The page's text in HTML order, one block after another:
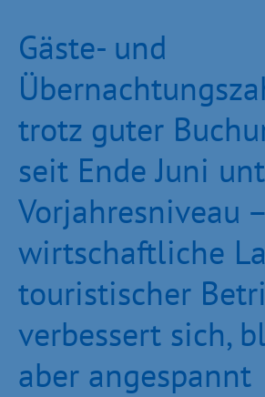
Gäste- und
trotz guter
seit Ende Juni
Vorjahresniveau –
wirtschaftliche
touristischer
verbessert sich,
aber angespannt